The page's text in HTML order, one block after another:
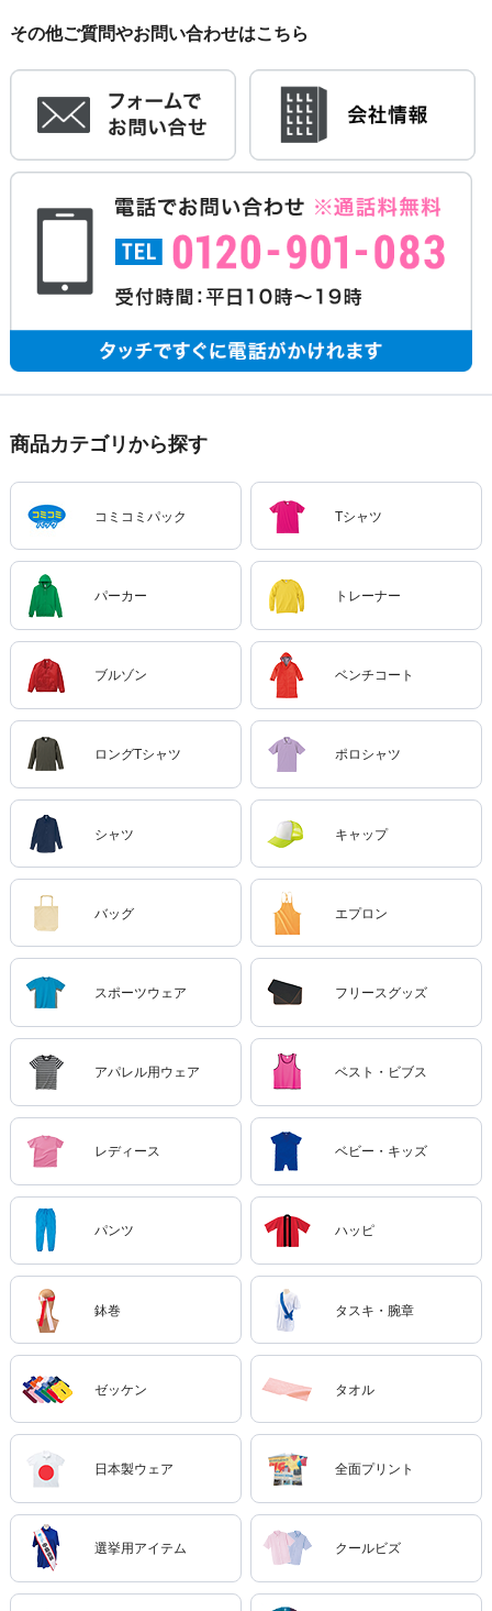
その他ご質問やお問い合わせはこちら
商品カテゴリから探す
コミコミパック Tシャツ
パーカー トレーナー
ブルゾン ベンチコート
ロングTシャツ ポロシャツ
シャツ キャップ
バッグ エプロン
スポーツウェア フリースグッズ
アパレル用ウェア ベスト・ビブス
レディース ベビー・キッズ
パンツ ハッピ
鉢巻 タスキ・腕章
ゼッケン タオル
日本製ウェア 全面プリント
選挙用アイテム クールビズ